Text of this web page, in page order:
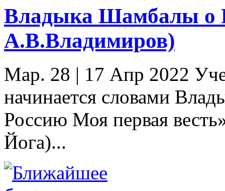
Владыка Шамбалы о
А.В.Владимиров)
Мар. 28 | 17 Апр 2022
начинается словами
Россию Моя первая
Йога)...